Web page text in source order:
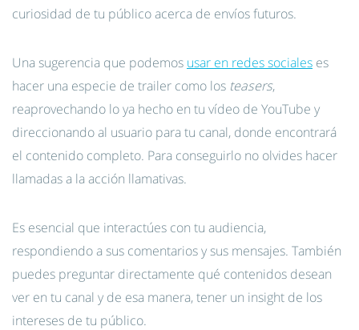
curiosidad de tu público acerca de envíos futuros.
Una sugerencia que podemos usar en redes sociales es
hacer una especie de trailer como los teasers,
reaprovechando lo ya hecho en tu vídeo de YouTube y
direccionando al usuario para tu canal, donde encontrará
el contenido completo. Para conseguirlo no olvides hacer
llamadas a la acción llamativas.
Es esencial que interactúes con tu audiencia,
respondiendo a sus comentarios y sus mensajes. También
puedes preguntar directamente qué contenidos desean
ver en tu canal y de esa manera, tener un insight de los
intereses de tu público.